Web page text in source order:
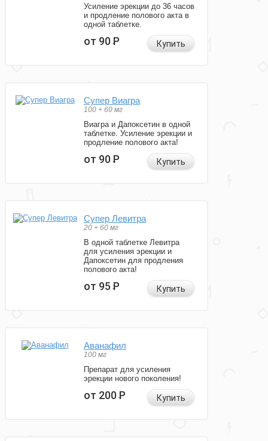
Усиление эрекции до 36 часов
и продление полового акта в
одной таблетке.
от 90Р Купить
Супер Виагра
100 + 60 мг
Виагра и Дапоксетин в одной
таблетке. Усиление эрекции и
продление полового акта!
от 90Р Купить
Супер Левитра
20 + 60 мг
В одной таблетке Левитра
для усиления эрекции и
Дапоксетин для продления
полового акта!
от 95Р Купить
Аванафил
100 мг
Препарат для усиления
эрекции нового поколения!
от 200Р Купить